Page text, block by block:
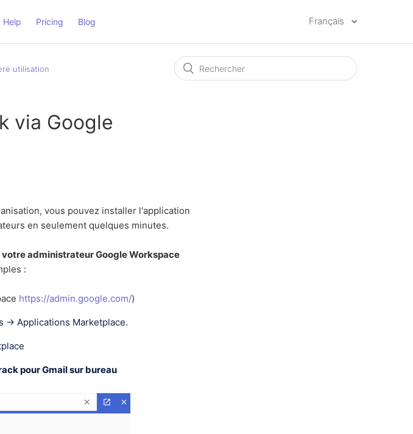
Help Pricing Blog Français
utilisation
via Google
vous pouvez installer l'application
en seulement quelques minutes.
administrateur Google Workspace
:
https://admin.google.com/)
→ Applications Marketplace.
pour Gmail sur bureau